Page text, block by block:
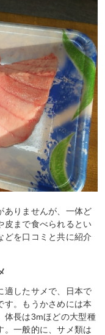
ありませんが、一体ど
皮まで食べられるとい
どを口コミと共に紹介
適したサメで、日本で
す。もうかさめには本
体長は3mほどの大型種
。一般的に、サメ類は